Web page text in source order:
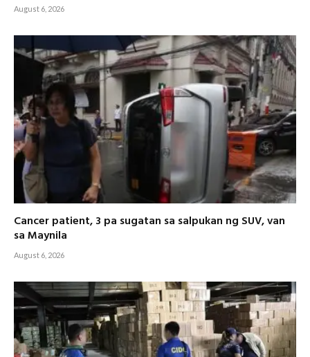
August 6, 2026
Cancer patient, 3 pa sugatan sa salpukan ng SUV, van
sa Maynila
August 6, 2026